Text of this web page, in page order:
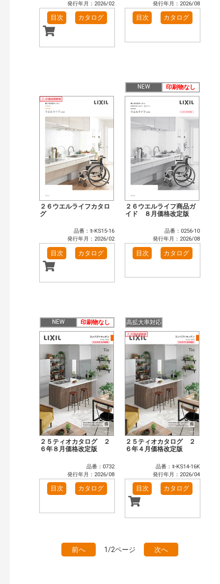
発行年月：2026/02
目次 カタログ
発行年月：2026/08
目次 カタログ
２６ウエルライフカタロ
グ
品番：ﾖ-KS15-16
発行年月：2026/02
目次 カタログ
NEW 印刷物なし
２６ウエルライフ商品ガ
イド ８月価格改定版
品番：0256-10
発行年月：2026/08
目次 カタログ
NEW 印刷物なし
２５ティオカタログ ２
６年８月価格改定版
品番：0732
発行年月：2026/08
目次 カタログ
高拡大率対応
２５ティオカタログ ２
６年４月価格改定版
品番：ﾖ-KS14-16K
発行年月：2026/04
目次 カタログ
前へ 1/2ページ 次へ